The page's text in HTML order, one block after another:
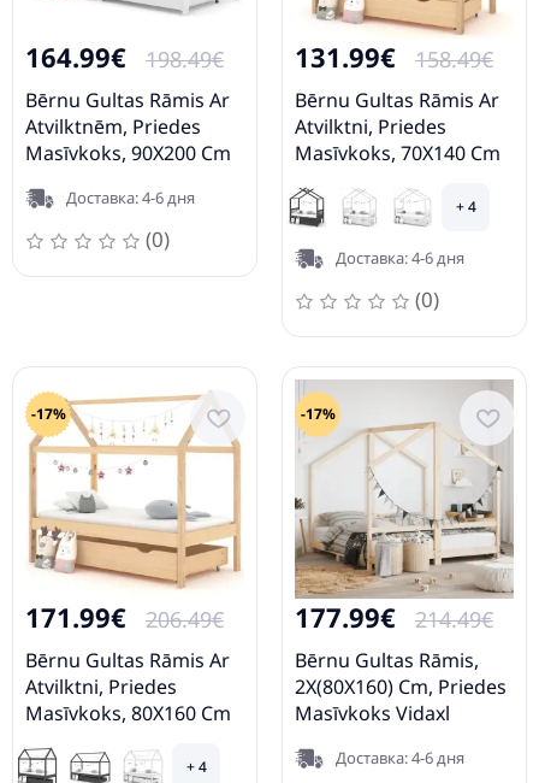
164.99€ 198.49€
Bērnu Gultas Rāmis Ar
Atvilktnēm, Priedes
Masīvkoks, 90X200 Cm
Доставка: 4-6 дня
(0)
131.99€ 158.49€
Bērnu Gultas Rāmis Ar
Atvilktni, Priedes
Masīvkoks, 70X140 Cm
+ 4
Доставка: 4-6 дня
(0)
-17%
171.99€ 206.49€
Bērnu Gultas Rāmis Ar
Atvilktni, Priedes
Masīvkoks, 80X160 Cm
+ 4
-17%
177.99€ 214.49€
Bērnu Gultas Rāmis,
2X(80X160) Cm, Priedes
Masīvkoks Vidaxl
Доставка: 4-6 дня